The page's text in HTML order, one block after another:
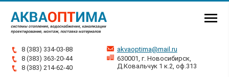
8 (383) 334-03-88
8 (383) 363-20-44
8 (383) 214-62-40
akvaoptima@mail.ru
630001, г. Новосибирск,
Д.Ковальчук 1 к.2, оф.313